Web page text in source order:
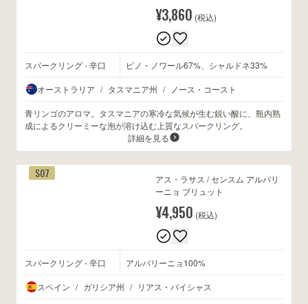
¥3,860 (税込)
スパークリング - 辛口 ピノ・ノワール67%、シャルドネ33%
オーストラリア / タスマニア州 / ノース・コースト
青リンゴのアロマ。タスマニアの寒冷な気候が生む鋭い酸に、瓶内熟
成によるクリーミーな泡が溶け込む上質なスパークリング。
詳細を見る
S07
アス・ラサス / センスム アルバリ
ーニョ ブリュット
¥4,950 (税込)
スパークリング - 辛口 アルバリーニョ100%
スペイン / ガリシア州 / リアス・バイシャス